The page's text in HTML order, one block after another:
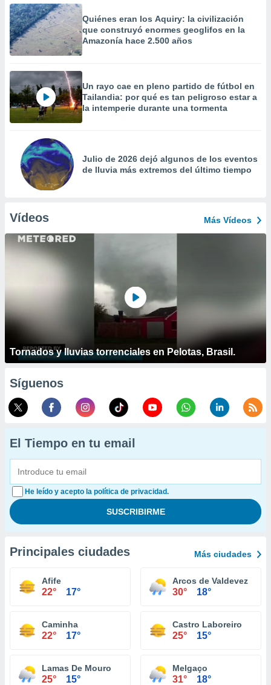
Quiénes eran los Aquiry: la civilización
que construyó enormes geoglifos en la
Amazonía hace 2.500 años
Un rayo cae en pleno partido de fútbol en
Tailandia: por qué es tan peligroso estar a
la intemperie durante una tormenta
Julio de 2026 dejó algunos de los eventos
de lluvia más extremos del último tiempo
Vídeos Más Vídeos
Tornados y lluvias torrenciales en Pelotas, Brasil.
Síguenos
El Tiempo en tu email
He leído y acepto la política de privacidad.
Principales ciudades Más ciudades
Afife
22° 17°
Arcos de Valdevez
30° 18°
Caminha
22° 17°
Castro Laboreiro
25° 15°
Lamas De Mouro
25° 15°
Melgaço
31° 18°